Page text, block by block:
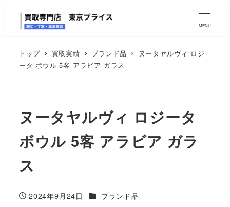
MENU
トップ 買取実績 ブランド品
ヌータヤルヴィ ロジ
ータ ボウル 5客 アラビア ガラス
ヌータヤルヴィ ロジータ
ボウル 5客 アラビア ガラ
ス
投稿日
2024年9月24日 カテゴリー
ブランド品